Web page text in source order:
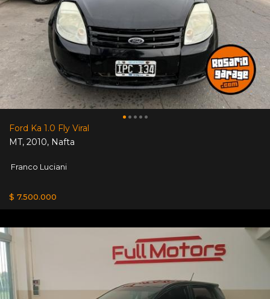
Ford Ka 1.0 Fly Viral
MT, 2010, Nafta
Franco Luciani
$ 7.500.000